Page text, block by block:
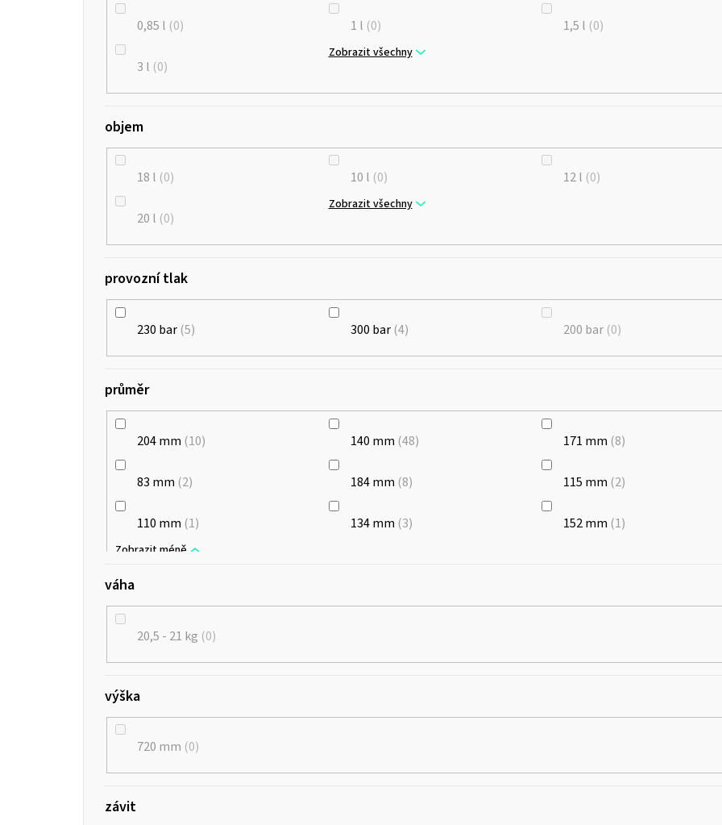
0,85 l 0 1 l 0 1,5 l 0
3 l 0
Zobrazit všechny
objem
18 l 0 10 l 0 12 l 0
20 l 0
Zobrazit všechny
provozní tlak
230 bar 5 300 bar 4 200 bar 0
průměr
204 mm 10 140 mm 48 171 mm 8
83 mm 2 184 mm 8 115 mm 2
110 mm 1 134 mm 3 152 mm 1
váha
20,5 - 21 kg 0
výška
720 mm 0
závit